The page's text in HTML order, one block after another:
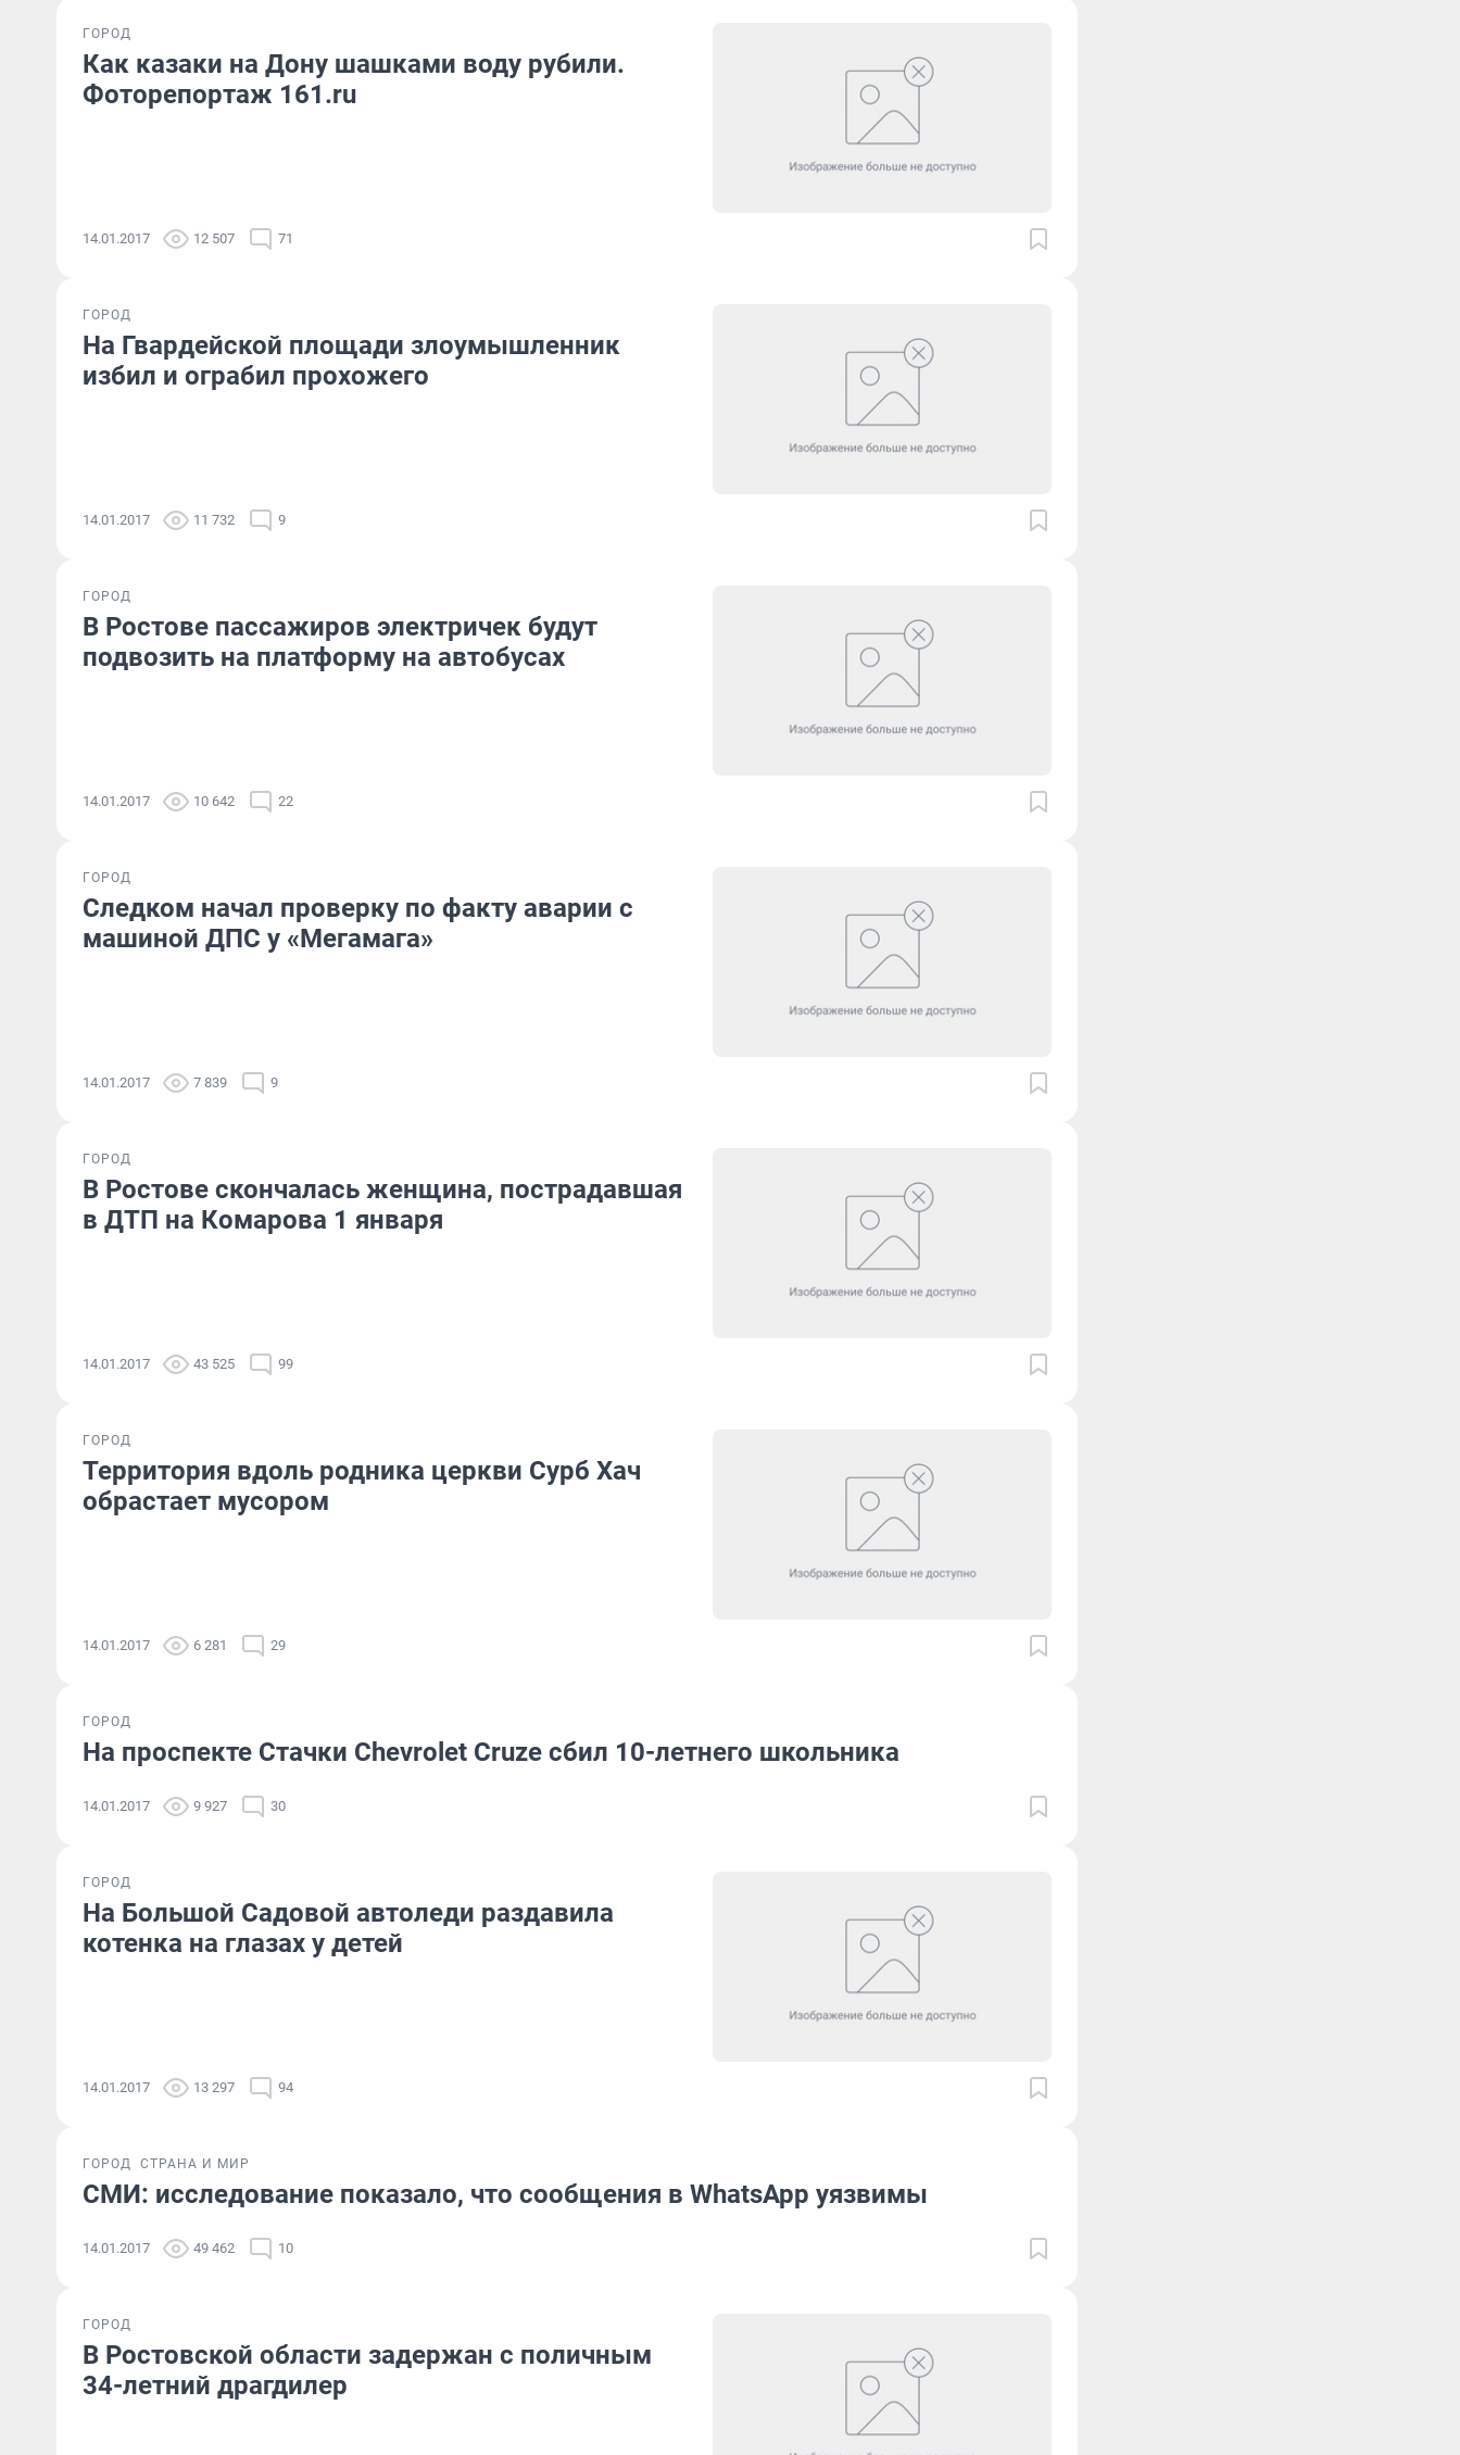
ГОРОД
Как казаки на Дону шашками воду рубили.
Фоторепортаж 161.ru
14.01.2017 12 507 71
ГОРОД
На Гвардейской площади злоумышленник
избил и ограбил прохожего
14.01.2017 11 732 9
ГОРОД
В Ростове пассажиров электричек будут
подвозить на платформу на автобусах
14.01.2017 10 642 22
ГОРОД
Следком начал проверку по факту аварии с
машиной ДПС у «Мегамага»
14.01.2017 7 839 9
ГОРОД
В Ростове скончалась женщина, пострадавшая
в ДТП на Комарова 1 января
14.01.2017 43 525 99
ГОРОД
Территория вдоль родника церкви Сурб Хач
обрастает мусором
14.01.2017 6 281 29
ГОРОД
На проспекте Стачки Chevrolet Cruze сбил 10-летнего школьника
14.01.2017 9 927 30
ГОРОД
На Большой Садовой автоледи раздавила
котенка на глазах у детей
14.01.2017 13 297 94
ГОРОД СТРАНА И МИР
СМИ: исследование показало, что сообщения в WhatsApp уязвимы
14.01.2017 49 462 10
ГОРОД
В Ростовской области задержан с поличным
34-летний драгдилер